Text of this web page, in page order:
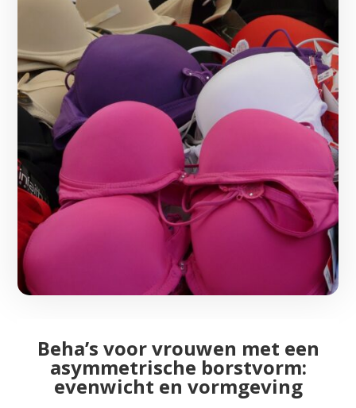
Beha’s voor vrouwen met een
asymmetrische borstvorm:
evenwicht en vormgeving